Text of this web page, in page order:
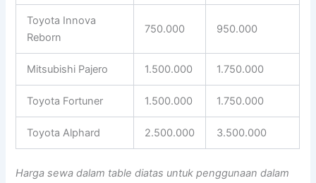
Toyota Innova
Reborn
750.000 950.000
Mitsubishi Pajero 1.500.000 1.750.000
Toyota Fortuner 1.500.000 1.750.000
Toyota Alphard 2.500.000 3.500.000
Harga sewa dalam table diatas untuk penggunaan dalam